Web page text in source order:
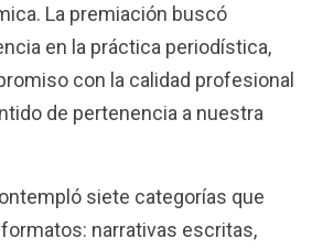
La premiación buscó
en la práctica periodística,
con la calidad profesional
de pertenencia a nuestra
siete categorías que
narrativas escritas,